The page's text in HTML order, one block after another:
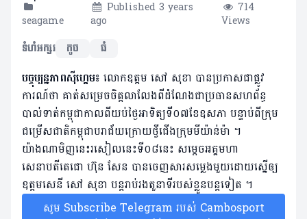
seagame
Published 3 years
ago
714
Views
ទំហំអក្សរ
តូច ធំ
បច្ចុប្បន្នភាពស៊ីហ្គេម៖ លោកឧត្តម សៅ​ សុខា បានប្រកាសជាផ្លូវ
ការណ៍ថា គាត់សម្រេចចិត្តលាលែងពីដំណែងជាប្រធានសហព័ន្ធ
បាល់ទាត់កម្ពុជាកាលពីយប់ថ្ងៃអាទិត្យទី០៧ខែឧសភា បន្ទាប់ពីក្រុម
ជម្រើសជាតិកម្ពុជាបរាជ័យក្រោយថ្វីជើងក្រុមមីយ៉ាន់ម៉ា ។
យ៉ាងណាមិញនេះរសៀលនេះទី០៨នេះ សម្តេចអគ្គមហា
សេនាបតីតេជោ ហ៊ុន សែន បានចេញសារសម្លេងមួយដោយស្នើឲ្យ
ឧត្តមសេនី សៅ សុខា បន្តរាប់រងតួនាទីរបស់ខ្លួនបន្តទៀត ។
សូម Subscribe Telegram របស់ Cambosport